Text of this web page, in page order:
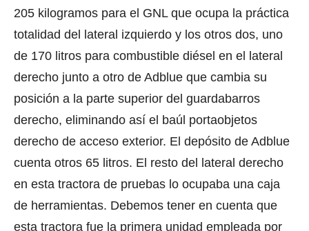
205 kilogramos para el GNL que ocupa la práctica
totalidad del lateral izquierdo y los otros dos, uno
de 170 litros para combustible diésel en el lateral
derecho junto a otro de Adblue que cambia su
posición a la parte superior del guardabarros
derecho, eliminando así el baúl portaobjetos
derecho de acceso exterior. El depósito de Adblue
cuenta otros 65 litros. El resto del lateral derecho
en esta tractora de pruebas lo ocupaba una caja
de herramientas. Debemos tener en cuenta que
esta tractora fue la primera unidad empleada por